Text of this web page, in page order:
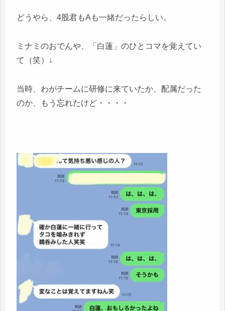
どうやら、4股君もAも一緒だったらしい。
ミナミのおでんや、「白蓮」のひとコマを覚えてい
て（笑）↓
当時、わがチームに研修に来ていたか、配属だった
のか、もう忘れたけど・・・・